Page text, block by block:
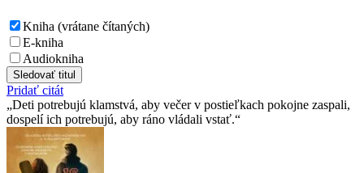
Kniha (vrátane čítaných)
E-kniha
Audiokniha
Sledovať titul
Pridať citát
Deti potrebujú klamstvá, aby večer v postieľkach pokojne zaspali,
dospelí ich potrebujú, aby ráno vládali vstať.